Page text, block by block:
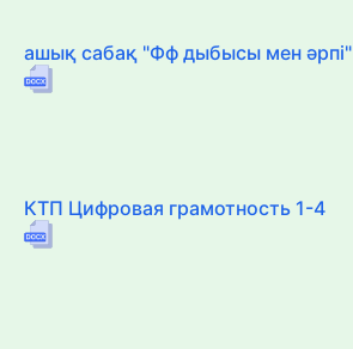
ашық сабақ "Фф дыбысы мен әрпі"
КТП Цифровая грамотность 1-4